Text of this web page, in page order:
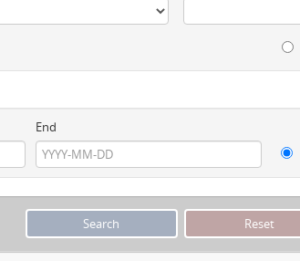
End